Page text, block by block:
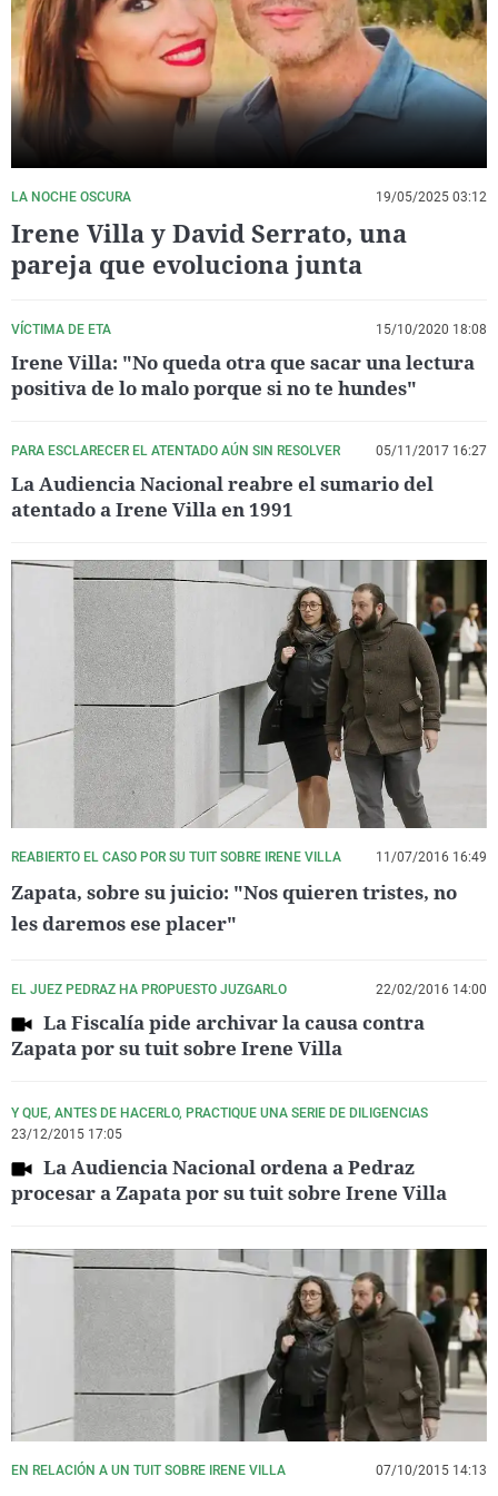
La rosa de los vientos
Gente viajera
Como el perro y el
Caso
Retornados
Equipo de
Operación Viuda
Extremadura
Galicia
La Rioja
Navarra
País Vasco
Virales
Televisión
Elecciones
LA NOCHE OSCURA 19/05/2025 03:12
Irene Villa y David Serrato, una
pareja que evoluciona junta
VÍCTIMA DE ETA 15/10/2020 18:08
Irene Villa: "No queda otra que sacar una lectura
positiva de lo malo porque si no te hundes"
PARA ESCLARECER EL ATENTADO AÚN SIN RESOLVER 05/11/2017 16:27
La Audiencia Nacional reabre el sumario del
atentado a Irene Villa en 1991
REABIERTO EL CASO POR SU TUIT SOBRE IRENE VILLA 11/07/2016 16:49
Zapata, sobre su juicio: "Nos quieren tristes, no
les daremos ese placer"
EL JUEZ PEDRAZ HA PROPUESTO JUZGARLO 22/02/2016 14:00
La Fiscalía pide archivar la causa contra
Zapata por su tuit sobre Irene Villa
Y QUE, ANTES DE HACERLO, PRACTIQUE UNA SERIE DE DILIGENCIAS
23/12/2015 17:05
La Audiencia Nacional ordena a Pedraz
procesar a Zapata por su tuit sobre Irene Villa
EN RELACIÓN A UN TUIT SOBRE IRENE VILLA 07/10/2015 14:13